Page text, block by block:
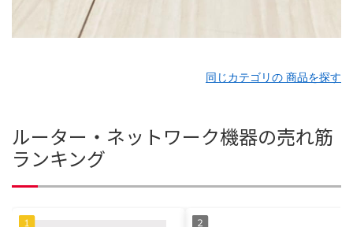
同じカテゴリの 商品を探す
ルーター・ネットワーク機器の売れ筋
ランキング